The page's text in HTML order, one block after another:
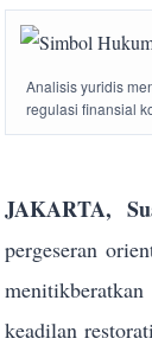
Analisis yuridis
regulasi finansial
JAKARTA,
pergeseran
keadilan